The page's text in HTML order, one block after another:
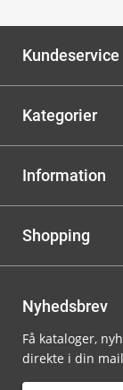
Kundeservice
Kategorier
Information
Shopping
Nyhedsbrev
Få kataloger,
direkte i din